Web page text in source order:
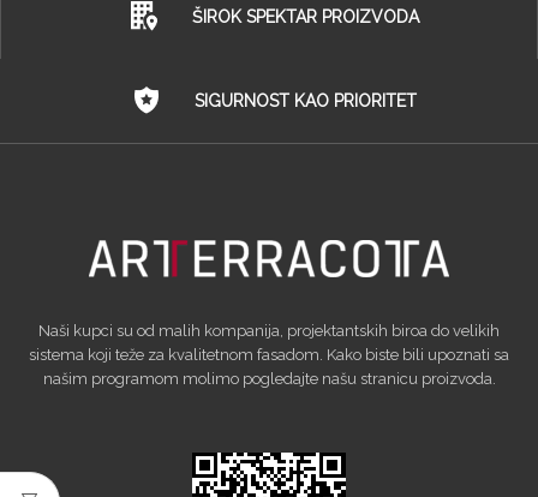
ŠIROK SPEKTAR PROIZVODA
SIGURNOST KAO PRIORITET
Naši kupci su od malih kompanija, projektantskih biroa do velikih
sistema koji teže za kvalitetnom fasadom. Kako biste bili upoznati sa
našim programom molimo pogledajte našu stranicu proizvoda.